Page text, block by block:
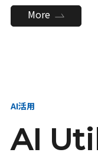
全社のAI活用を推
進し、AI新会社を
More
AI活用
AI